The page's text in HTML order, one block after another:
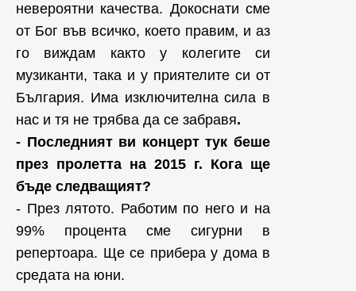
невероятни качества. Докоснати сме
от Бог във всичко, което правим, и аз
го виждам както у колегите си
музиканти, така и у приятелите си от
България. Има изключителна сила в
нас и тя не трябва да се забравя.
- Последният ви концерт тук беше
през пролетта на 2015 г. Кога ще
бъде следващият?
- През лятото. Работим по него и на
99% процента сме сигурни в
репертоара. Ще се прибера у дома в
средата на юни.